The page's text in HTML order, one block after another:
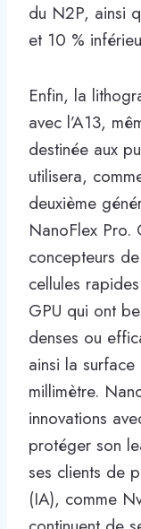
du N2P, ainsi
et 10 %
Enfin, la
avec l’A13,
destinée aux
utilisera,
deuxième
NanoFlex Pro.
concepteurs
cellules
GPU qui ont
denses ou
ainsi la
millimètre.
innovations
protéger son
ses clients de
(IA), comme